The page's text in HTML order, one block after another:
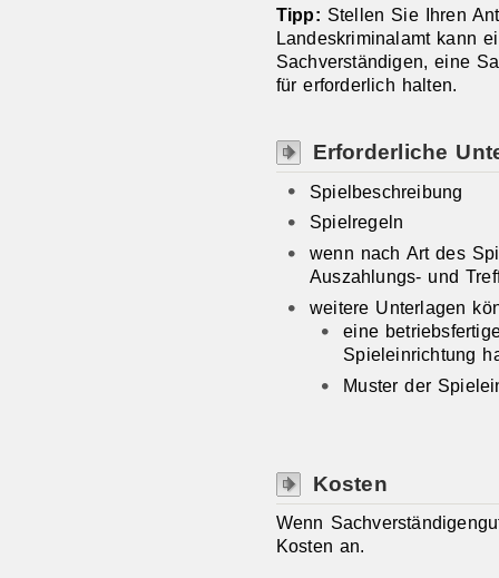
Tipp: Stellen Sie Ihren
Landeskriminalamt kann
Sachverständigen, eine
für erforderlich halten.
Erforderliche
Spielbeschreibung
Spielregeln
wenn nach Art des
Auszahlungs- und
weitere Unterlagen
eine
Spieleinrichtung
Muster der
Kosten
Wenn
Kosten an.